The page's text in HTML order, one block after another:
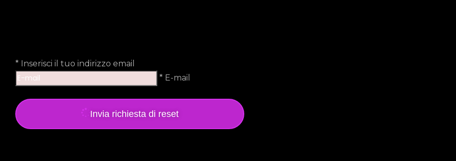
* Inserisci il tuo indirizzo email
* E-mail
Invia richiesta di reset